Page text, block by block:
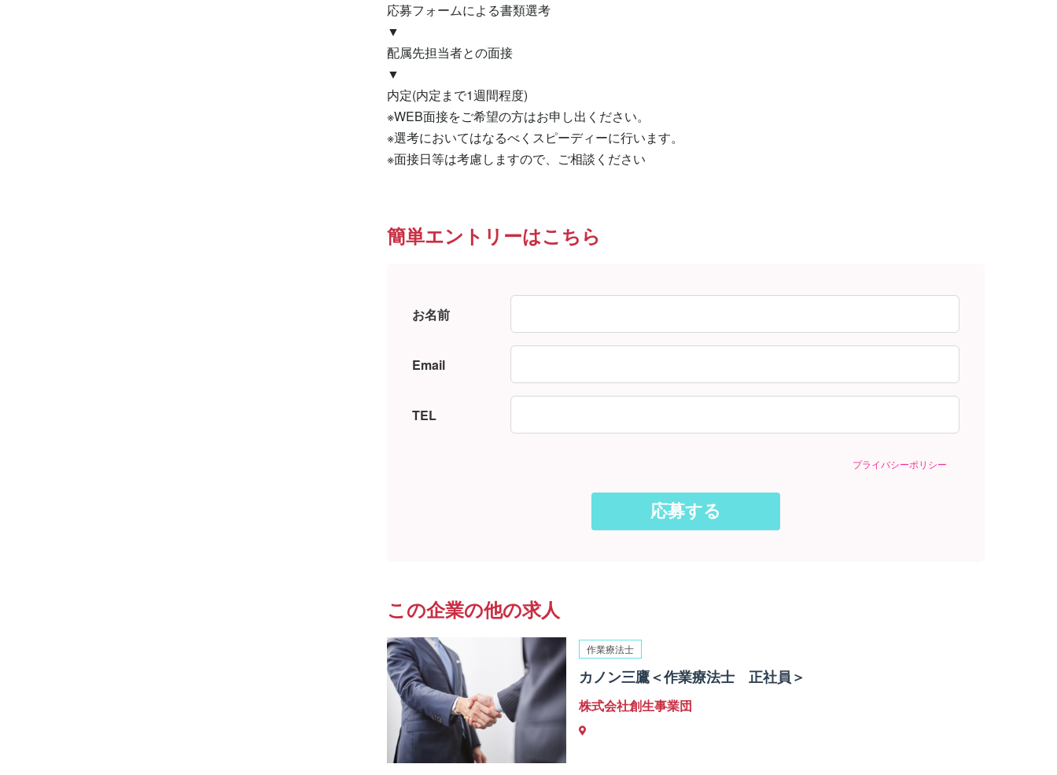
応募フォームによる書類選考
▼
配属先担当者との面接
▼
内定(内定まで1週間程度)
※WEB面接をご希望の方はお申し出ください。
※選考においてはなるべくスピーディーに行います。
※面接日等は考慮しますので、ご相談ください
簡単エントリーはこちら
お名前
Email
TEL
プライバシーポリシー
この企業の他の求人
作業療法士
カノン三鷹＜作業療法士 正社員＞
株式会社創生事業団